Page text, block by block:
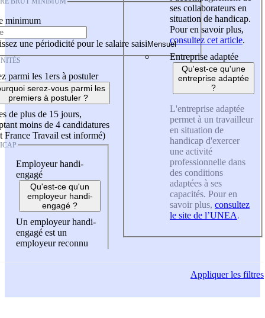
minimum
une périodicité pour le salaire saisi
parmi les 1ers à postuler
serez-vous parmi les
premiers à postuler ?
de plus de 15 jours,
moins de 4 candidatures
France Travail est informé)
Employeur handi-
engagé
Qu'est-ce qu'un
employeur handi-
engagé ?
Un employeur handi-
engagé est un
employeur reconnu
ses collaborateurs en
situation de handicap.
Pour en savoir plus,
consultez cet article.
Entreprise adaptée
Qu'est-ce qu'une
entreprise adaptée
?
L'entreprise adaptée
permet à un travailleur
en situation de
handicap d'exercer
une activité
professionnelle dans
des conditions
adaptées à ses
capacités. Pour en
savoir plus, consultez
le site de l’UNEA.
Appliquerles filtres